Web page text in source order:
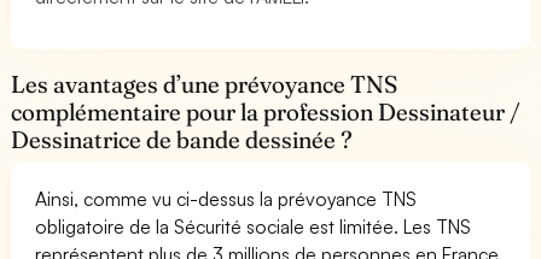
Les avantages d’une prévoyance TNS
complémentaire pour la profession Dessinateur /
Dessinatrice de bande dessinée ?
Ainsi, comme vu ci-dessus la prévoyance TNS
obligatoire de la Sécurité sociale est limitée. Les TNS
représentent plus de 3 millions de personnes en France